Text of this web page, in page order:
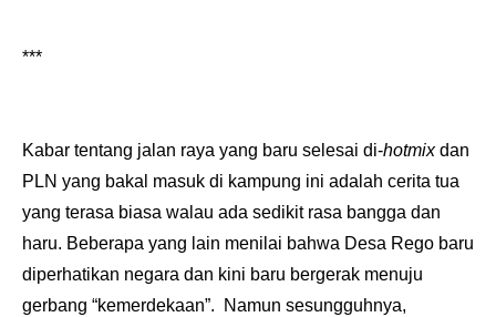
***
Kabar tentang jalan raya yang baru selesai di-hotmixdan
PLN yang bakal masuk di kampung ini adalah cerita tua
yang terasa biasa walau ada sedikit rasa bangga dan
haru. Beberapa yang lain menilai bahwa Desa Rego baru
diperhatikan negara dan kini baru bergerak menuju
gerbang “kemerdekaan”.
Namun sesungguhnya,